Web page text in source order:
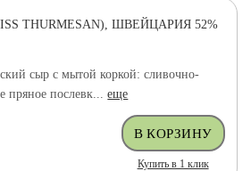
THURMESAN), ШВЕЙЦАРИЯ 52%
сыр с мытой коркой: сливочно-
пряное послевк...еще
Купить в 1 клик